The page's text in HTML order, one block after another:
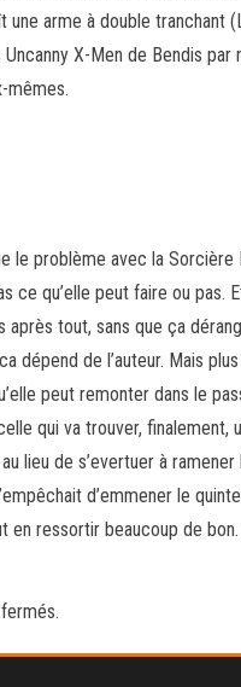
une arme à double tranchant
X-Men de Bendis
mêmes.
le problème avec la
ce qu’elle peut faire ou pas.
après tout, sans que ça
dépend de l’auteur. Mais
peut remonter dans le
qui va trouver,
lieu de s’evertuer à
d’emmener le
en ressortir beaucoup de